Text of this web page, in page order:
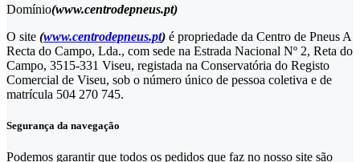
Domínio(www.centrodepneus.pt)
O site (www.centrodepneus.pt) é propriedade da Centro de Pneus A
Recta do Campo, Lda., com sede na Estrada Nacional Nº 2, Reta do
Campo, 3515-331 Viseu, registada na Conservatória do Registo
Comercial de Viseu, sob o número único de pessoa coletiva e de
matrícula 504 270 745.
Segurança da navegação
Podemos garantir que todos os pedidos que faz no nosso site são